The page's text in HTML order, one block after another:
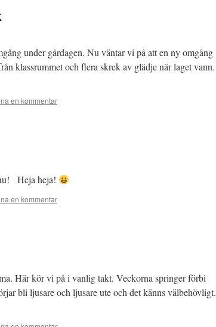
under gårdagen. Nu väntar vi på att en ny omgång
klassrummet och flera skrek av glädje när laget vann.
en kommentar
Heja heja!
en kommentar
Här kör vi på i vanlig takt. Veckorna springer förbi
bli ljusare och ljusare ute och det känns välbehövligt.